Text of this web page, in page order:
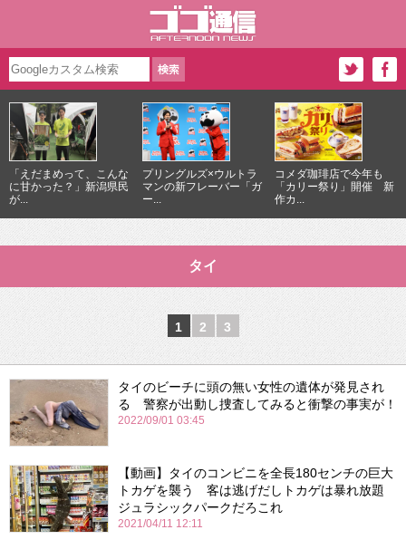
「えだまめって、こんな
に甘かった？」新潟県民
が...
プリングルズ×ウルトラ
マンの新フレーバー「ガ
ー...
コメダ珈琲店で今年も
「カリー祭り」開催 新
作カ...
タイ
1 2 3
タイのビーチに頭の無い女性の遺体が発見され
る 警察が出動し捜査してみると衝撃の事実が！
2022/09/01 03:45
【動画】タイのコンビニを全長180センチの巨大
トカゲを襲う 客は逃げだしトカゲは暴れ放題
ジュラシックパークだろこれ
2021/04/11 12:11